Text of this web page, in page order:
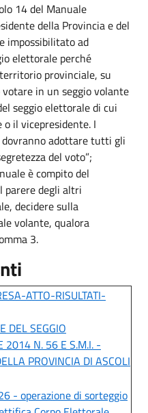
14 del Manuale
della Provincia e del
impossibilitato ad
elettorale perché
provinciale, su
in un seggio volante
seggio elettorale di cui
o il vicepresidente. I
adottare tutti gli
del voto”;
è compito del
parere degli altri
decidere sulla
volante, qualora
3.
ATTO-RISULTATI-
SEGGIO
2014 N. 56 E S.M.I. -
PROVINCIA DI ASCOLI
- operazione di sorteggio